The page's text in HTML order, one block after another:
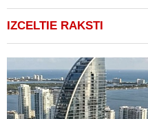
IZCELTIE RAKSTI